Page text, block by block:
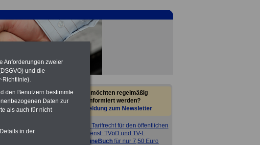
der
Sie möchten regelmäßig
informiert werden?
Anmeldung zum Newsletter
Tarifrecht für den öffentlichen
Dienst: TVöD und TV-L
OnlineBuch für nur 7,50 Euro
Anforderungen zweier
und die
den Benutzern bestimmte
Daten zur
als auch für nicht
in der